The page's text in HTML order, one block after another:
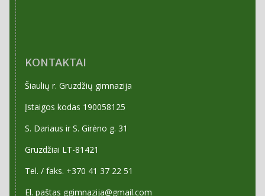
KONTAKTAI
Šiaulių r. Gruzdžių gimnazija
Įstaigos kodas 190058125
S. Dariaus ir S. Girėno g. 31
Gruzdžiai LT-81421
Tel. / faks. +370 41 37 22 51
El. paštas ggimnazija@gmail.com